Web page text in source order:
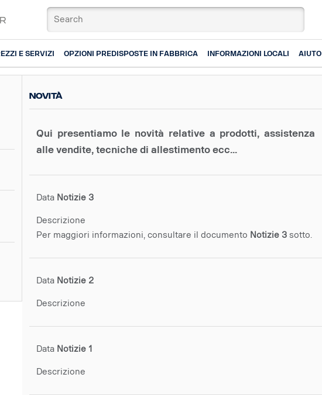
E SERVIZI OPZIONI PREDISPOSTE IN FABBRICA INFORMAZIONI LOCALI AIUTO
Novità
Qui presentiamo le novità relative a prodotti, assistenza
alle vendite, tecniche di allestimento ecc...
Data Notizie 3
Descrizione
Per maggiori informazioni, consultare il documento Notizie 3sotto.
Data Notizie 2
Descrizione
Data Notizie 1
Descrizione